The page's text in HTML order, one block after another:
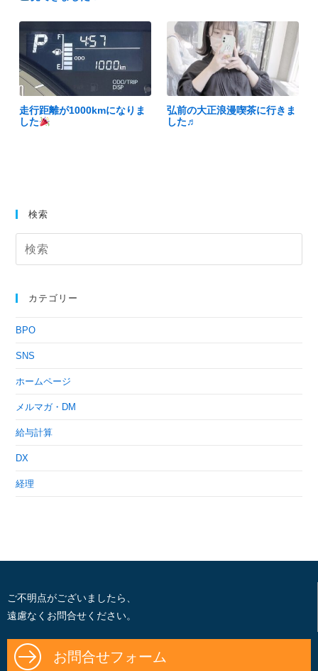
走行距離が1000kmになりま
した
弘前の大正浪漫喫茶に行きま
した♬
検索
カテゴリー
BPO
SNS
ホームページ
メルマガ・DM
給与計算
DX
経理
ご不明点がございましたら、
遠慮なくお問合せください。
お問合せフォーム